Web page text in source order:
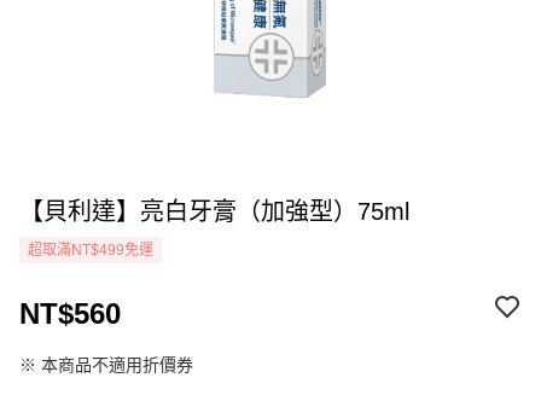
【貝利達】亮白牙膏（加強型）75ml
超取滿NT$499免運
NT$560
※ 本商品不適用折價券